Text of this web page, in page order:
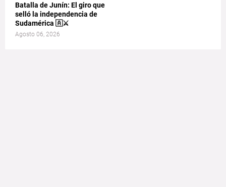
Batalla de Junín: El giro que
selló la independencia de
Sudamérica 🇦⚔️
Agosto 06, 2026